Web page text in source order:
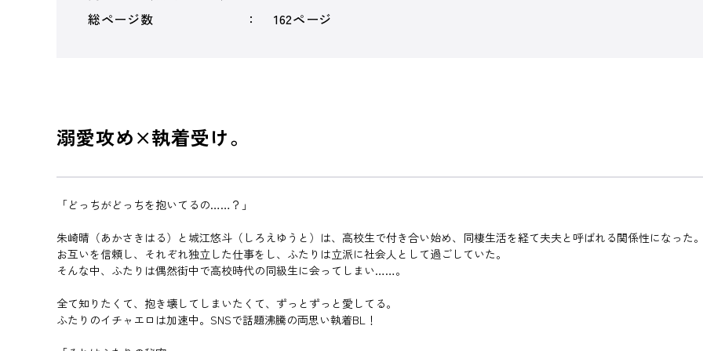
総ページ数
162ページ
溺愛攻め×執着受け。
「どっちがどっちを抱いてるの……？」
朱崎晴（あかさきはる）と城江悠斗（しろえゆうと）は、高校生で付き合い始め、同棲生活を経て夫夫と呼ばれる関係性になった
お互いを信頼し、それぞれ独立した仕事をし、ふたりは立派に社会人として過ごしていた。
そんな中、ふたりは偶然街中で高校時代の同級生に会ってしまい……。
全て知りたくて、抱き壊してしまいたくて、ずっとずっと愛してる。
ふたりのイチャエロは加速中。SNSで話題沸騰の両思い執着BL！